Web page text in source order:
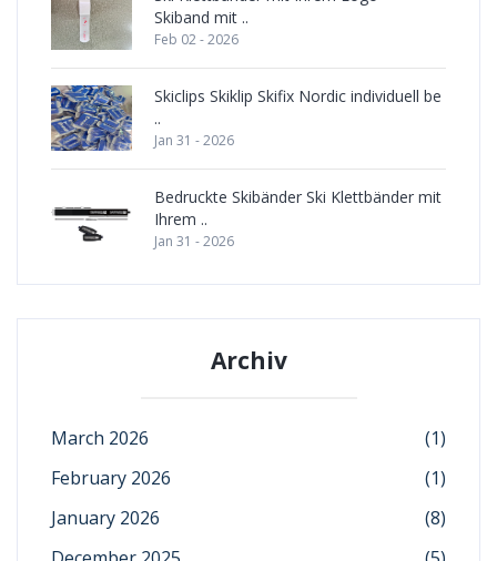
Skiband mit ..
Feb 02 - 2026
Skiclips Skiklip Skifix Nordic individuell be
..
Jan 31 - 2026
Bedruckte Skibänder Ski Klettbänder mit
Ihrem ..
Jan 31 - 2026
Archiv
March 2026
(1)
February 2026
(1)
January 2026
(8)